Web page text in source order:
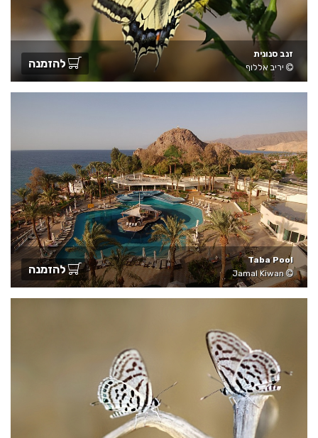
זנב סנונית
יריב אללוף
להזמנה
Taba Pool
Jamal Kiwan
להזמנה